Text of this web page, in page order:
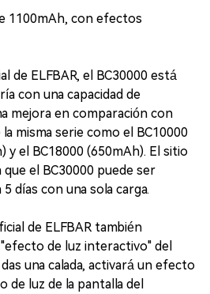
1100mAh, con efectos
de ELFBAR, el BC30000 está
con una capacidad de
mejora en comparación con
misma serie como el BC10000
y el BC18000 (650mAh). El sitio
el BC30000 puede ser
días con una sola carga.
de ELFBAR también
de luz interactivo" del
una calada, activará un efecto
de luz de la pantalla del